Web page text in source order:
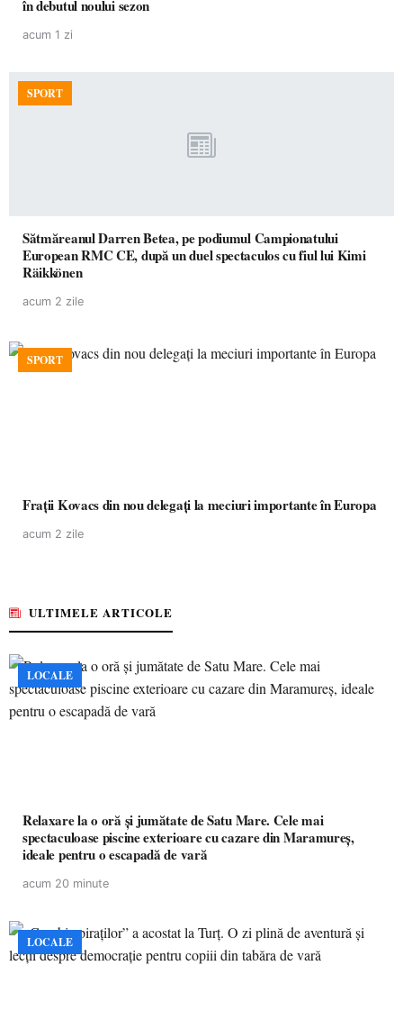
în debutul noului sezon
acum 1 zi
SPORT
Sătmăreanul Darren Betea, pe podiumul Campionatului
European RMC CE, după un duel spectaculos cu fiul lui Kimi
Räikkönen
acum 2 zile
SPORT
Frații Kovacs din nou delegați la meciuri importante în Europa
acum 2 zile
ULTIMELE ARTICOLE
LOCALE
Relaxare la o oră și jumătate de Satu Mare. Cele mai
spectaculoase piscine exterioare cu cazare din Maramureș,
ideale pentru o escapadă de vară
acum 20 minute
LOCALE